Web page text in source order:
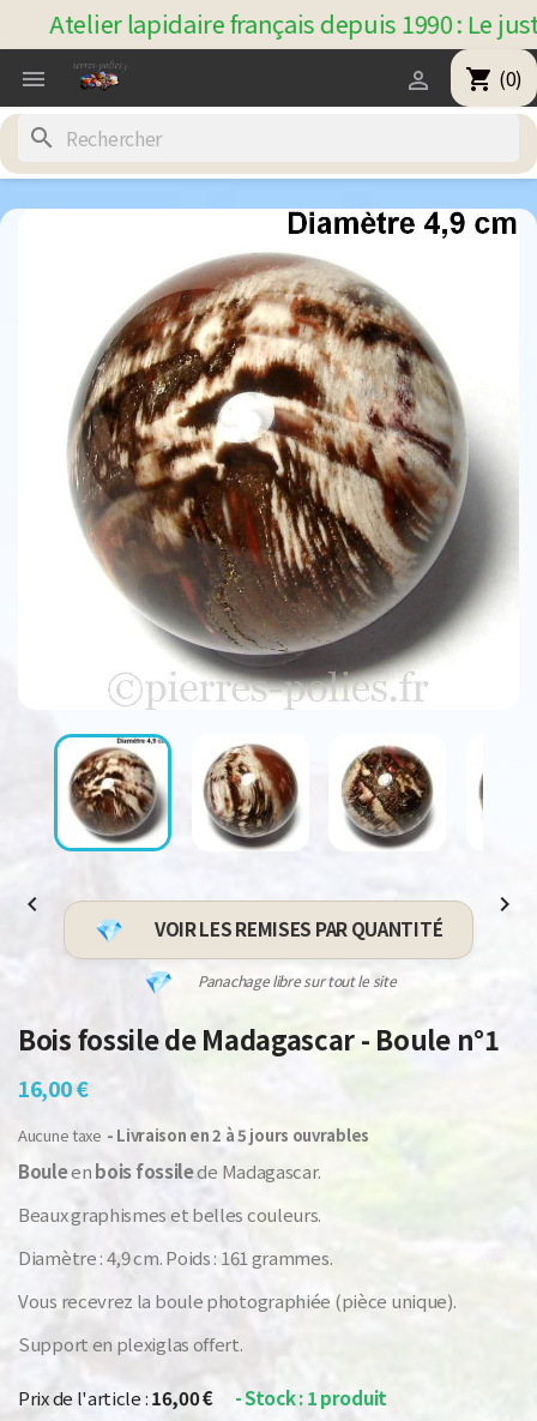
Atelier lapidaire français depuis 1990 : Le
 shopping_cart (0)

search
VOIR LES REMISES PAR QUANTITÉ
Panachage libre sur tout le site
 
Bois fossile de Madagascar - Boule n°1
16,00 €
Aucune taxe Livraison en 2 à 5 jours ouvrables
Bouleenbois fossilede Madagascar.
Beaux graphismes et belles couleurs.
Diamètre : 4,9 cm. Poids : 161 grammes.
Vous recevrez la boule photographiée (pièce unique).
Support en plexiglas offert.
Prix de l'article :16,00 € - Stock : 1 produit